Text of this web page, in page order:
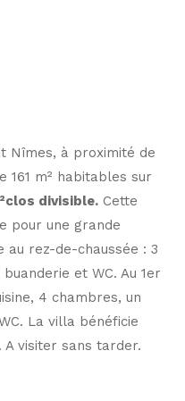
Nîmes, à proximité de
161 m² habitables sur
divisible. Cette
pour une grande
rez-de-chaussée : 3
et WC. Au 1er
4 chambres, un
La villa bénéficie
A visiter sans tarder.